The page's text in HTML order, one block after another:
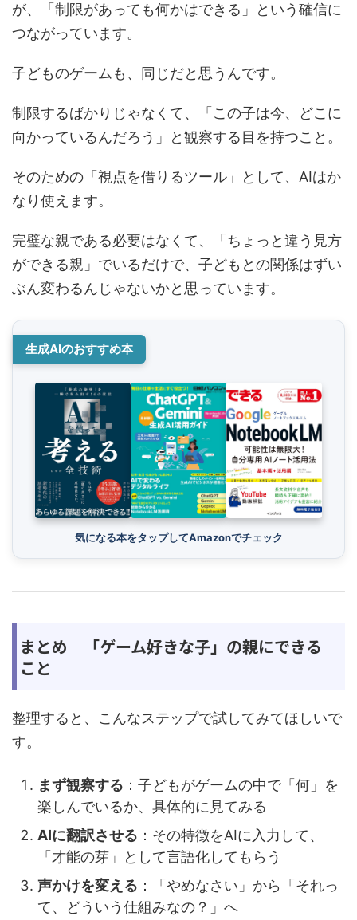
が、「制限があっても何かはできる」という確信に
つながっています。
子どものゲームも、同じだと思うんです。
制限するばかりじゃなくて、「この子は今、どこに
向かっているんだろう」と観察する目を持つこと。
そのための「視点を借りるツール」として、AIはか
なり使えます。
完璧な親である必要はなくて、「ちょっと違う見方
ができる親」でいるだけで、子どもとの関係はずい
ぶん変わるんじゃないかと思っています。
生成AIのおすすめ本
気になる本をタップしてAmazonでチェック
まとめ｜「ゲーム好きな子」の親にできる
こと
整理すると、こんなステップで試してみてほしいで
す。
まず観察する ：子どもがゲームの中で「何」を
楽しんでいるか、具体的に見てみる
AIに翻訳させる ：その特徴をAIに入力して、
「才能の芽」として言語化してもらう
声かけを変える ：「やめなさい」から「それっ
て、どういう仕組みなの？」へ